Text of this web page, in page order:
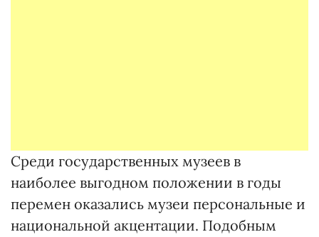
Среди государственных музеев в
наиболее выгодном положении в годы
перемен оказались музеи персональные и
национальной акцентации. Подобным